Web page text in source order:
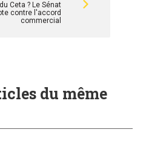
Ceta ? Le Sénat
contre l'accord
commercial
du même